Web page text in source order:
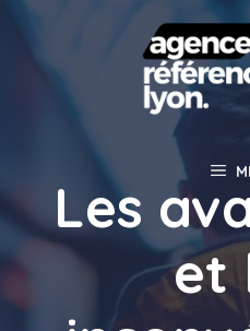
Aller
contenu
Les
et